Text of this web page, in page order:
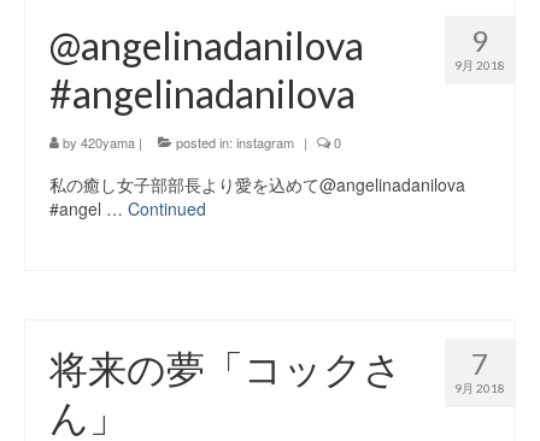
9
9月 2018
@angelinadanilova
#angelinadanilova
by 420yama | posted in: instagram | 0
私の癒し女子部部長より愛を込めて@angelinadanilova
#angel … Continued
7
9月 2018
将来の夢「コックさ
ん」